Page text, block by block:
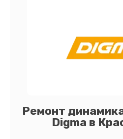
Ремонт
Digma в